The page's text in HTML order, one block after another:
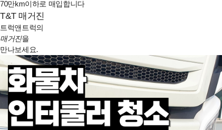
70만km이하로 매입합니다
T&T 매거진
트럭앤트럭의
매거진을
만나보세요.